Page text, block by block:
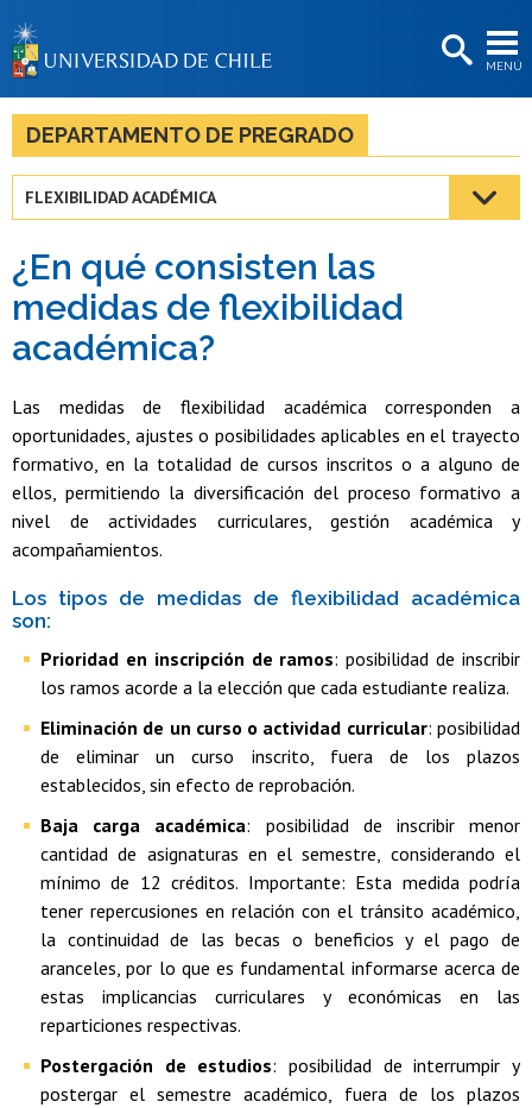
MENÚ
BIBLIOTECAS
LA UNIVERSIDAD
Estudiantes
Académicas/os
Funcionarias/os
DEPARTAMENTO DE PREGRADO
FLEXIBILIDAD ACADÉMICA
¿En qué consisten las
medidas de flexibilidad
académica?
Las medidas de flexibilidad académica corresponden a
oportunidades, ajustes o posibilidades aplicables en el trayecto
formativo, en la totalidad de cursos inscritos o a alguno de
ellos, permitiendo la diversificación del proceso formativo a
nivel de actividades curriculares, gestión académica y
acompañamientos.
Los tipos de medidas de flexibilidad académica
son:
Prioridad en inscripción de ramos: posibilidad de inscribir
los ramos acorde a la elección que cada estudiante realiza.
Eliminación de un curso o actividad curricular: posibilidad
de eliminar un curso inscrito, fuera de los plazos
establecidos, sin efecto de reprobación.
Baja carga académica: posibilidad de inscribir menor
cantidad de asignaturas en el semestre, considerando el
mínimo de 12 créditos. Importante: Esta medida podría
tener repercusiones en relación con el tránsito académico,
la continuidad de las becas o beneficios y el pago de
aranceles, por lo que es fundamental informarse acerca de
estas implicancias curriculares y económicas en las
reparticiones respectivas.
Postergación de estudios: posibilidad de interrumpir y
postergar el semestre académico, fuera de los plazos